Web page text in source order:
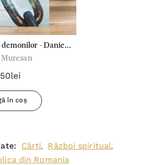
- Daniel
în coș
Cărți, Război spiritual,
din Romania